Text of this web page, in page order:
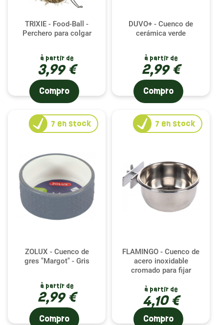
TRIXIE - Food-Ball -
Perchero para colgar
à partir de
3,99 €
Compro
DUVO+ - Cuenco de
cerámica verde
à partir de
2,99 €
Compro
ZOLUX - Cuenco de
gres "Margot" - Gris
à partir de
2,99 €
7 en stock
Compro
FLAMINGO - Cuenco de
acero inoxidable
cromado para fijar
à partir de
4,10 €
7 en stock
Compro